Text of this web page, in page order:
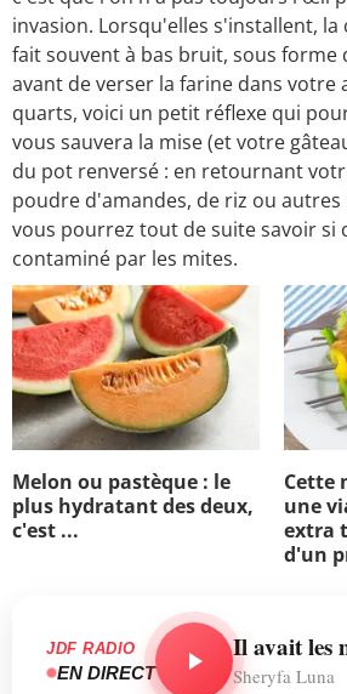
invasion. Lorsqu'elles s'installent,
fait souvent à bas bruit, sous forme
avant de verser la farine dans votre
quarts, voici un petit réflexe qui
vous sauvera la mise (et votre
du pot renversé : en retournant
poudre d'amandes, de riz ou autres
vous pourrez tout de suite savoir si
contaminé par les mites.
Melon ou pastèque : le
plus hydratant des deux,
c'est ...
Cette
une
extra
d'un
JDF RADIO
EN DIRECT
Il avait les
Sheryfa Luna